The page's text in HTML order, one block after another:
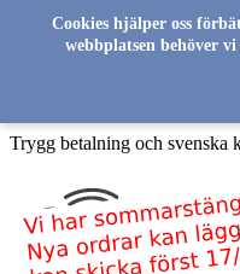
Skip to main content
Svenskt familjeföretag sedan
Trygg betalning och svenska
Cookies hjälper oss
webbplatsen behöver